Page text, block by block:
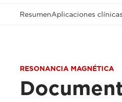
ResumenAplicaciones clínicas
RESONANCIA MAGNÉTICA